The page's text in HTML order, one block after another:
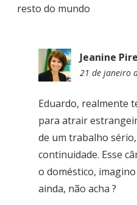
resto do mundo
Jeanine
21 de janeiro
Eduardo, realmente
para atrair
de um trabalho
continuidade. Esse
o doméstico,
ainda, não acha ?